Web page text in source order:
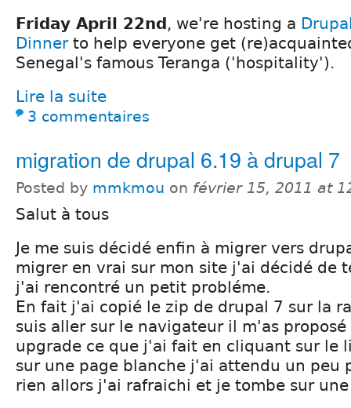
Friday April 22nd, we're hosting a
Dinnerto help everyone get
Senegal's famous Teranga ('hospitality').
Lire la suite
3 commentaires
migration de drupal 6.19 à drupal 7
Posted by mmkmou on février 15, 2011 at
Salut à tous
Je me suis décidé enfin à migrer vers
migrer en vrai sur mon site j'ai décidé de
j'ai rencontré un petit probléme.
En fait j'ai copié le zip de drupal 7 sur la
suis aller sur le navigateur il m'as
upgrade ce que j'ai fait en cliquant sur le
sur une page blanche j'ai attendu un peu
rien allors j'ai rafraichi et je tombe sur